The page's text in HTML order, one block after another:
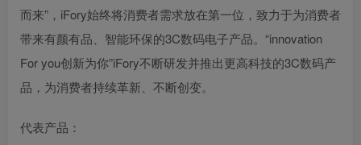
而来”，iFory始终将消费者需求放在第一位，致力于为消费者
带来有颜有品、智能环保的3C数码电子产品。“innovation
For you创新为你”iFory不断研发并推出更高科技的3C数码产
品，为消费者持续革新、不断创变。
代表产品：